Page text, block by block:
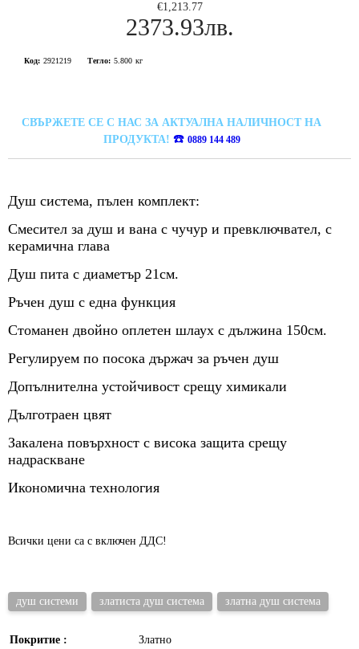
€1,213.77
2373.93лв.
Код: 2921219 Тегло: 5.800 кг
СВЪРЖЕТЕ СЕ С НАС ЗА АКТУАЛНА НАЛИЧНОСТ НА
ПРОДУКТА! ☎️ 0889 144 489
Душ система, пълен комплект:
Смесител за душ и вана с чучур и превключвател, с
керамична глава
Душ пита с диаметър 21см.
Ръчен душ с една функция
Стоманен двойно оплетен шлаух с дължина 150см.
Регулируем по посока държач за ръчен душ
Допълнителна устойчивост срещу химикали
Дълготраен цвят
Закалена повърхност с висока защита срещу
надраскване
Икономична технология
Всички цени са с включен ДДС!
душ системи златиста душ система златна душ система
Покритие :
Златно